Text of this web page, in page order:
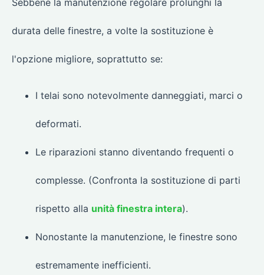
durata delle finestre, a volte la sostituzione è
l'opzione migliore, soprattutto se:
I telai sono notevolmente danneggiati, marci o
deformati.
Le riparazioni stanno diventando frequenti o
complesse. (Confronta la sostituzione di parti
rispetto alla unità finestra intera).
Nonostante la manutenzione, le finestre sono
estremamente inefficienti.